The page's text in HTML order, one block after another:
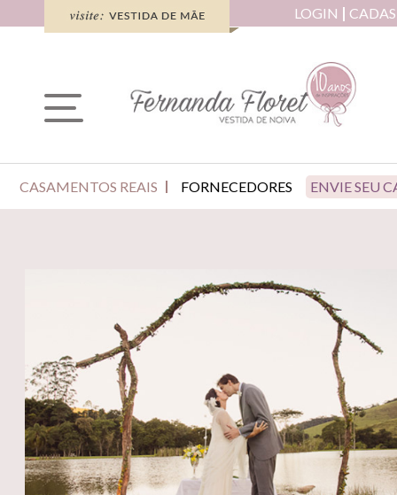
LOGIN
CASAMENTOS REAIS FORNECEDORES ENVIE SEU